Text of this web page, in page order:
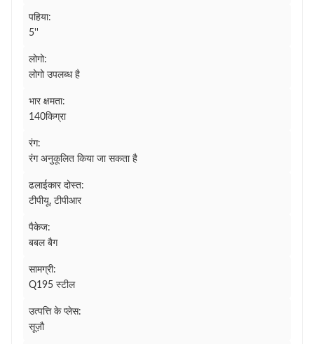
पहिया:
5''
लोगो:
लोगो उपलब्ध है
भार क्षमता:
140किग्रा
रंग:
रंग अनुकूलित किया जा सकता है
ढलाईकार दोस्त:
टीपीयू, टीपीआर
पैकेज:
बबल बैग
सामग्री:
Q195 स्टील
उत्पत्ति के प्लेस:
सूज़ौ